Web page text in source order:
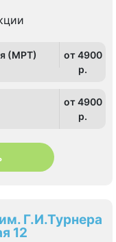
(МРТ)
от 4900
p.
от 4900
p.
Г.И.Турнера
12